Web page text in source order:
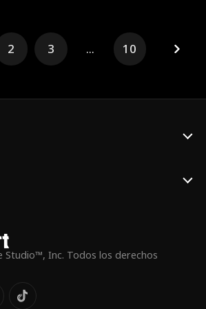
convirtió en una fiera indomable.
2 3 ... 10
Studio™, Inc. Todos los derechos